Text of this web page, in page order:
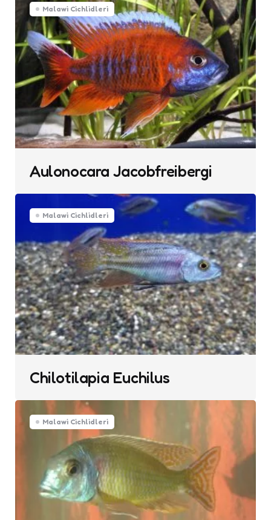
Malawi Cichlidleri
Aulonocara Jacobfreibergi
Malawi Cichlidleri
Chilotilapia Euchilus
Malawi Cichlidleri